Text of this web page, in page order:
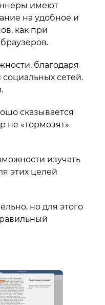
имеют
на удобное и
как при
благодаря
сетей.
сказывается
не «тормозят»
изучать
этих целей
но для этого